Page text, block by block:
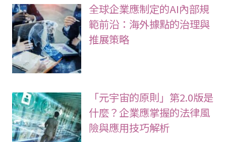
全球企業應制定的AI內部規
範前沿：海外據點的治理與
推展策略
「元宇宙的原則」第2.0版是
什麼？企業應掌握的法律風
險與應用技巧解析